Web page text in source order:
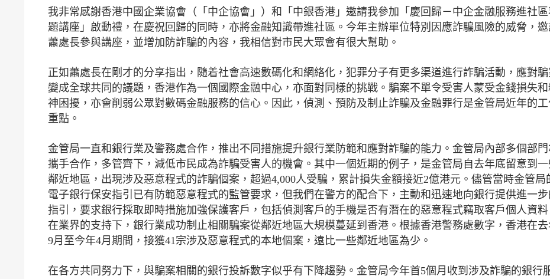
我非常感謝香港中國企業協會（「中企協會」）和「中銀香港」邀請我參加「慶回歸－中企金融服務進社
題講座」啟動禮，在慶祝回歸的同時，亦將金融知識帶進社區。今年主辦單位特別因應詐騙風險的威脅，
蕭處長參與講座，並增加防詐騙的內容，我相信對市民大眾會有很大幫助。
正如蕭處長在剛才的分享指出，隨着社會高速數碼化和網絡化，犯罪分子有更多渠道進行詐騙活動，應對騙
變成全球共同的議題，香港作為一個國際金融中心，亦面對同樣的挑戰。騙案不單令受害人蒙受金錢損失
神困擾，亦會削弱公眾對數碼金融服務的信心。因此，偵測、預防及制止詐騙及金融罪行是金管局近年的
重點。
金管局一直和銀行業及警務處合作，推出不同措施提升銀行業防範和應對詐騙的能力。金管局內部多個部
攜手合作，多管齊下，減低市民成為詐騙受害人的機會。其中一個近期的例子，是金管局自去年底留意到一
鄰近地區，出現涉及惡意程式的詐騙個案，超過4,000人受騙，累計損失金額接近2億港元。儘管當時金管局
電子銀行保安指引已有防範惡意程式的監管要求，但我們在警方的配合下，主動和迅速地向銀行提供進一步
指引，要求銀行採取即時措施加強保護客戶，包括偵測客戶的手機是否有潛在的惡意程式竊取客戶個人資料
在業界的支持下，銀行業成功制止相關騙案從鄰近地區大規模蔓延到香港。根據香港警務處數字，香港在
9月至今年4月期間，接獲41宗涉及惡意程式的本地個案，遠比一些鄰近地區為少。
在各方共同努力下，與騙案相關的銀行投訴數字似乎有下降趨勢。金管局今年首5個月收到涉及詐騙的銀行